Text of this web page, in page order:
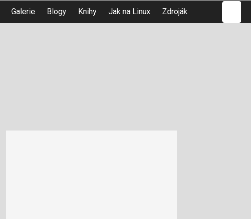
Galerie Blogy Knihy Jak na Linux Zdroják